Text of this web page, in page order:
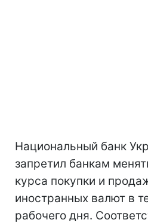
Национальный банк
запретил банкам
курса покупки и
иностранных валют в
рабочего дня.